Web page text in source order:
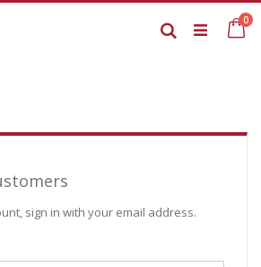
0
Search
sign in with your email address.